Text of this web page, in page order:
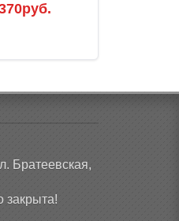
Братеевская,
закрыта!